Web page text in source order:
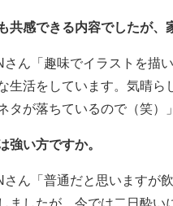
共感できる内容でしたが、
さん「趣味でイラストを描
生活をしています。気晴ら
タが落ちているので（笑）」
強い方ですか。
さん「普通だと思いますが